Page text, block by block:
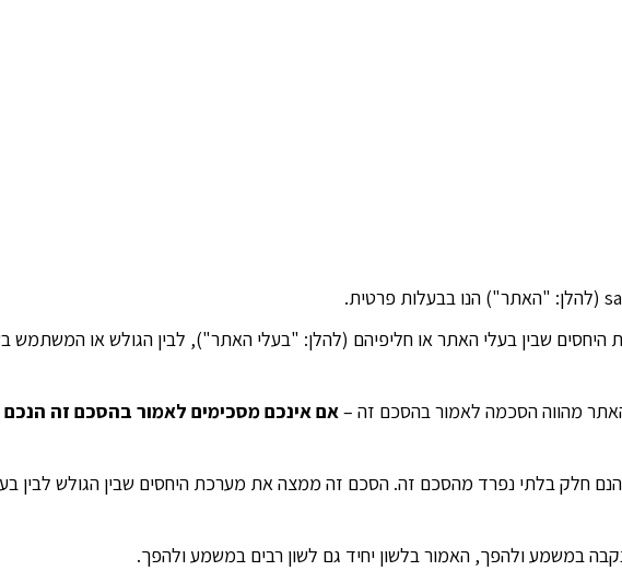
שבין בעלי האתר או חליפיהם (להלן: "בעלי האתר"), לבין הגולש או המשתמש
אם אינכם מסכימים לאמור בהסכם זה
חלק בלתי נפרד מהסכם זה. הסכם זה ממצה את מערכת היחסים שבין הגולש לבין